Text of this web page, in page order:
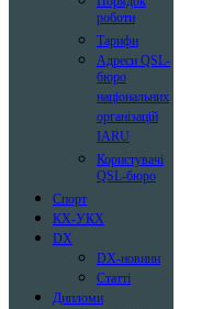
роботи
Тарифи
Адреси QSL-
бюро
національних
організацій
IARU
Користувачі
QSL-бюро
Спорт
КХ-УКХ
DX
DX-новини
Статті
Дипломи